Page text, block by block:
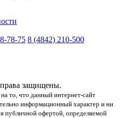
78-75 8 (4842) 210-500
защищены.
то, что данный интернет-сайт
информационный характер и ни
публичной офертой, определяемой